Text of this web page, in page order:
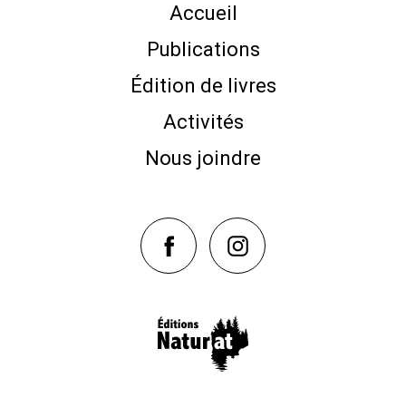
Accueil
Publications
Édition de livres
Activités
Nous joindre
NaturAT sur Facebook